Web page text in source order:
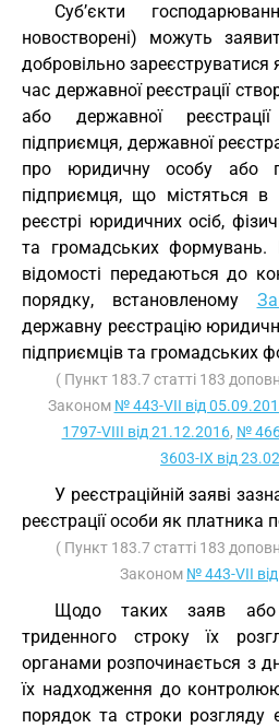
Суб’єкти
новостворені) можуть
добровільно зареєструватися
час державної реєстрації
або державної
підприємця, державної
про юридичну особу або
підприємця, що містяться
реєстрі юридичних осіб,
та громадських формувань.
відомості передаються до
порядку, встановленому
державну реєстрацію
підприємців та громадських
( Пункт 183.7 статті 183
Законом № 443-VII від
1797-VIII від 21.12.2016, №
3603-IX від
У реєстраційній заяві
реєстрації особи як платника
( Пункт 183.7 статті 183
Законом № 443-VII
Щодо таких заяв або
триденного строку їх
органами розпочинається з
їх надходження до
порядок та строки